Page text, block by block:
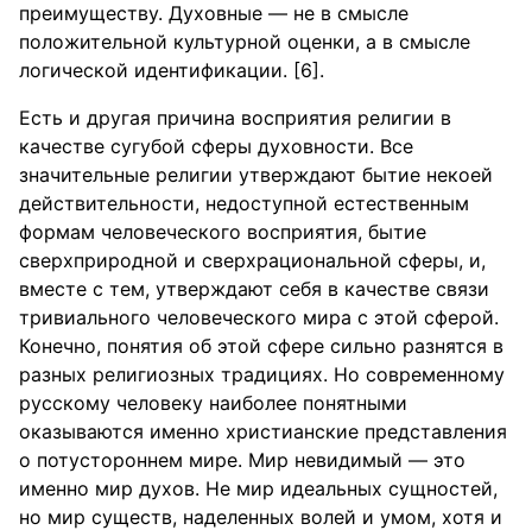
преимуществу. Духовные — не в смысле
положительной культурной оценки, а в смысле
логической идентификации. [6].
Есть и другая причина восприятия религии в
качестве сугубой сферы духовности. Все
значительные религии утверждают бытие некоей
действительности, недоступной естественным
формам человеческого восприятия, бытие
сверхприродной и сверхрациональной сферы, и,
вместе с тем, утверждают себя в качестве связи
тривиального человеческого мира с этой сферой.
Конечно, понятия об этой сфере сильно разнятся в
разных религиозных традициях. Но современному
русскому человеку наиболее понятными
оказываются именно христианские представления
о потустороннем мире. Мир невидимый — это
именно мир духов. Не мир идеальных сущностей,
но мир существ, наделенных волей и умом, хотя и